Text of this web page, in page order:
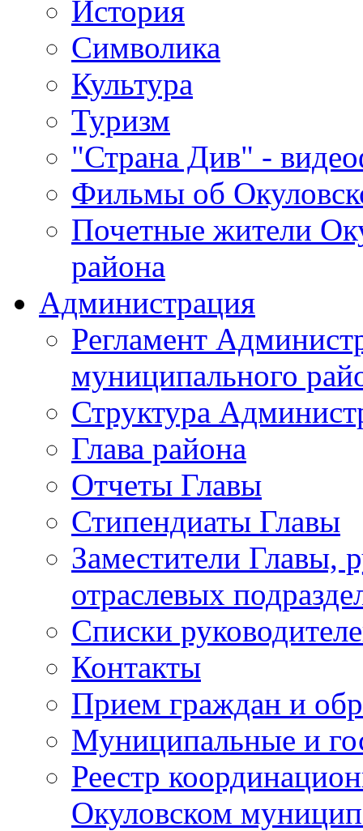
История
Символика
Культура
Туризм
"Страна Див" -
Фильмы об
Почетные жители
района
Администрация
Регламент
муниципального
Структура
Глава района
Отчеты Главы
Стипендиаты Главы
Заместители Главы,
отраслевых
Списки
Контакты
Прием граждан и
Муниципальные и
Реестр
Окуловском